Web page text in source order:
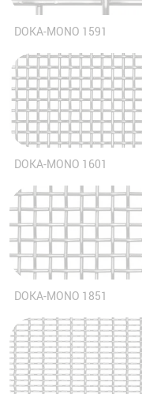
DOKA-MONO 1591
DOKA-MONO 1601
DOKA-MONO 1851